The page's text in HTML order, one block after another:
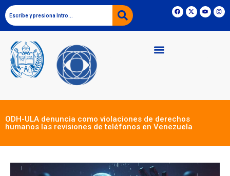
ODH-ULA denuncia como violaciones de derechos
humanos las revisiones de teléfonos en Venezuela